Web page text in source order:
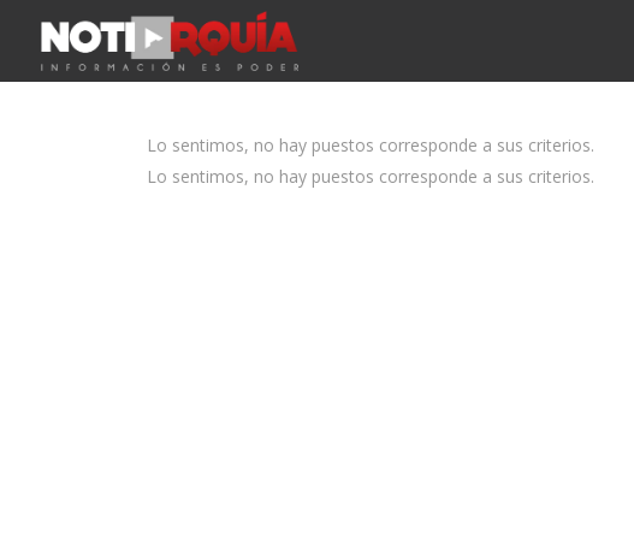
Lo sentimos, no hay puestos corresponde a sus criterios.
Lo sentimos, no hay puestos corresponde a sus criterios.